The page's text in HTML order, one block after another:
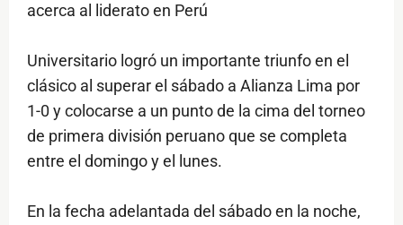
acerca al liderato en Perú
Universitario logró un importante triunfo en el
clásico al superar el sábado a Alianza Lima por
1-0 y colocarse a un punto de la cima del torneo
de primera división peruano que se completa
entre el domingo y el lunes.
En la fecha adelantada del sábado en la noche,